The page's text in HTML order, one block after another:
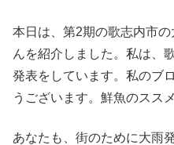
本日は、第2期の歌志内市
んを紹介しました。私は、
発表をしています。私のブ
うございます。鮮魚のスス
あなたも、街のために大雨